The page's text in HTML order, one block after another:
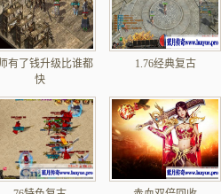
有了钱升级比谁都
快
1.76经典复古